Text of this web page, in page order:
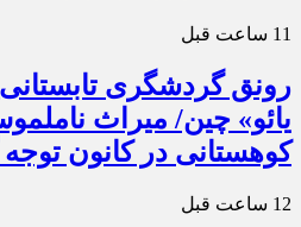
11 ساعت قبل
رونق گردشگری
یائو» چین/ میراث
کوهستانی در کانون
12 ساعت قبل